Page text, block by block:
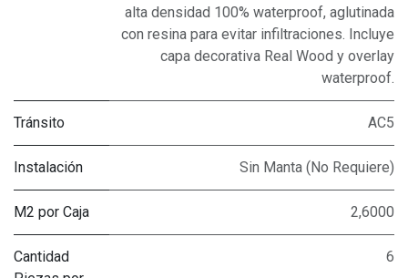
alta densidad 100% waterproof, aglutinada
con resina para evitar infiltraciones. Incluye
capa decorativa Real Wood y overlay
waterproof.
Tránsito AC5
Instalación Sin Manta (No Requiere)
M2 por Caja 2,6000
Cantidad
6